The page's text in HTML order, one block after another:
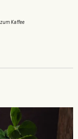
zum Kaffee